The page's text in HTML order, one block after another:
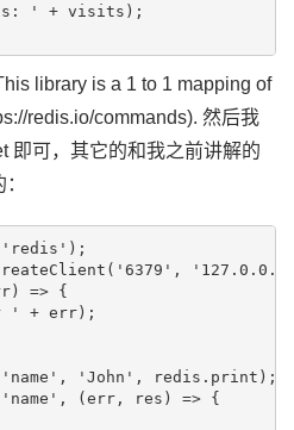
' + visits);
library is a 1 to 1 mapping of
redis.io/commands). 然后我
即可，其它的和我之前讲解的
=> {
' + err);
'John', redis.print);
(err, res) => {